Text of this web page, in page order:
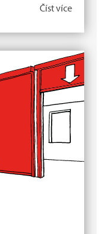
Číst více